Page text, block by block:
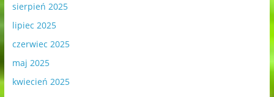
sierpień 2025
lipiec 2025
czerwiec 2025
maj 2025
kwiecień 2025